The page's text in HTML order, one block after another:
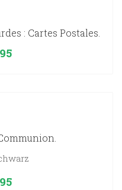
: Cartes Postales.